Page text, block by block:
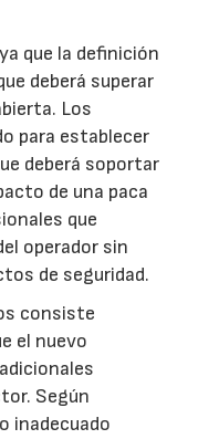
que la definición
deberá superar
Los
para establecer
deberá soportar
de una paca
que
operador sin
de seguridad.
consiste
el nuevo
Según
inadecuado